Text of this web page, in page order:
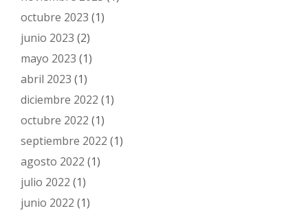
octubre 2023 (1)
junio 2023 (2)
mayo 2023 (1)
abril 2023 (1)
diciembre 2022 (1)
octubre 2022 (1)
septiembre 2022 (1)
agosto 2022 (1)
julio 2022 (1)
junio 2022 (1)